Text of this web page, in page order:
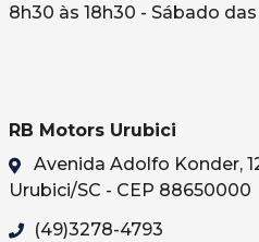
8h30 às 18h30 - Sábado
RB Motors Urubici
Avenida Adolfo Konder,
Urubici/SC - CEP 88650000
(49)3278-4793